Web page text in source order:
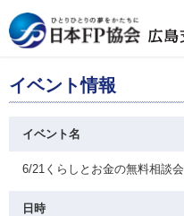
イベント情報
イベント名
6/21くらしとお金の無料相談会
日時